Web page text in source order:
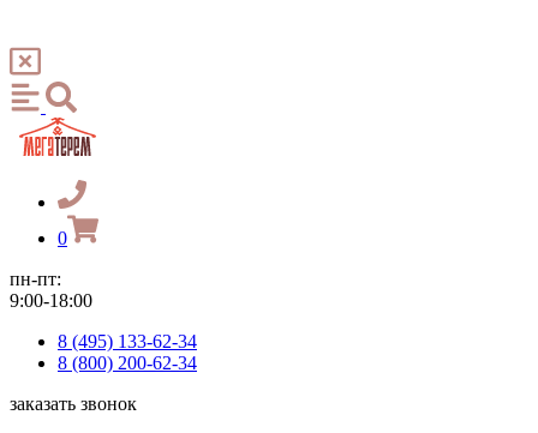
0
пн-пт:
9:00-18:00
8 (495) 133-62-34
8 (800) 200-62-34
заказать звонок